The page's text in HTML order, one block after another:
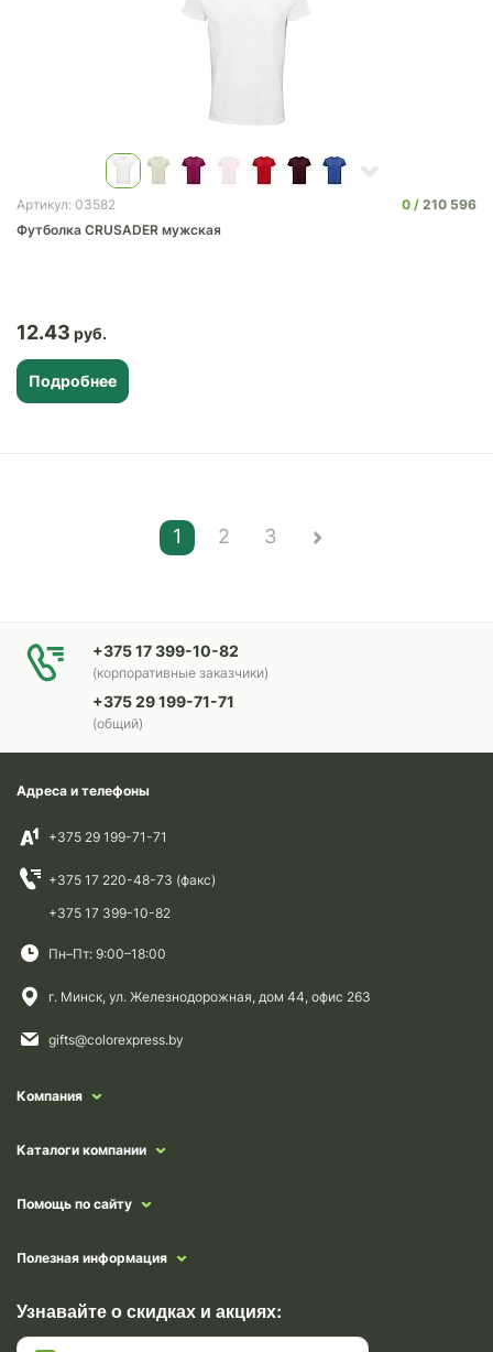
Артикул: 03582 0
210 596
Футболка CRUSADER мужская
12.43
Подробнее
1 2 3
+375 17 399-10-82
(корпоративные заказчики)
+375 29 199-71-71
(общий)
Адреса и телефоны
+375 29 199-71-71
+375 17 220-48-73 (факс)
+375 17 399-10-82
Пн–Пт: 9:00–18:00
г. Минск, ул. Железнодорожная, дом 44, офис 263
gifts@colorexpress.by
Компания
Каталоги компании
Помощь по сайту
Полезная информация
Узнавайте о скидках и акциях: